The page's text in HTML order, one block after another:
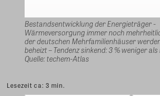
Bestandsentwicklung der Energieträger -
Wärmeversorgung immer noch
der deutschen Mehrfamilienhäuser
beheizt – Tendenz sinkend: 3 % weniger
Quelle: techem-Atlas
Lesezeit ca: 3 min.